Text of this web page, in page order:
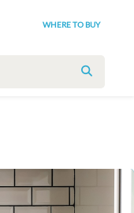
WHERE TO BUY
SEARCH